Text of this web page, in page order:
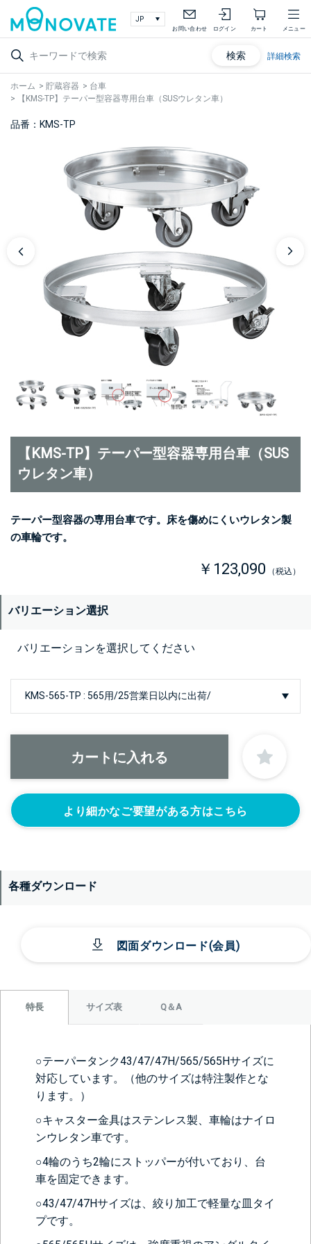
お問い合わせ ログイン カート メニュー
検索 詳細検索
ホーム > 貯蔵容器 > 台車
>
【KMS-TP】テーパー型容器専用台車（SUSウレタン車）
品番：KMS-TP
【KMS-TP】テーパー型容器専用台車（SUS
ウレタン車）
テーパー型容器の専用台車です。床を傷めにくいウレタン製
の車輪です。
￥123,090 （税込）
バリエーション選択
バリエーションを選択してください
より細かなご要望がある方はこちら
各種ダウンロード
図面ダウンロード(会員)
特長 サイズ表 Q＆A
○テーパータンク43/47/47H/565/565Hサイズに
対応しています。（他のサイズは特注製作とな
ります。）
○キャスター金具はステンレス製、車輪はナイロ
ンウレタン車です。
○4輪のうち2輪にストッパーが付いており、台
車を固定できます。
○43/47/47Hサイズは、絞り加工で軽量な皿タイ
プです。